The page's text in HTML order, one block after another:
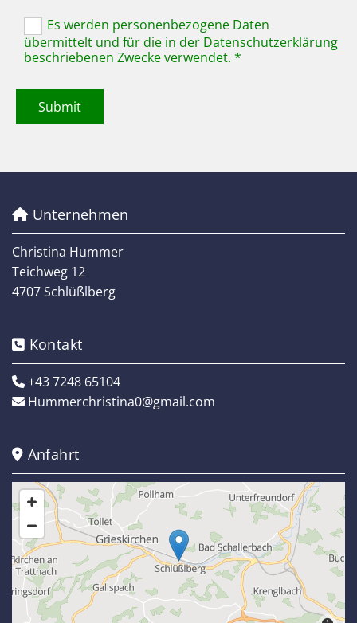
Es werden personenbezogene Daten
übermittelt und für die in der Datenschutzerklärung
beschriebenen Zwecke verwendet. *
Unternehmen
Christina Hummer
Teichweg 12
4707 Schlüßlberg
 Kontakt
 +43 7248 65104
 Hummerchristina0@gmail.com
 Anfahrt